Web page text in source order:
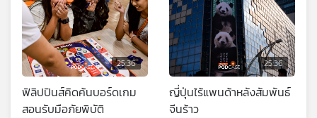
25:36
ฟิลิปปินส์คิดค้นบอร์ดเกม
สอนรับมือภัยพิบัติ
25:36
ญี่ปุ่นไร้แพนด้าหลังสัมพันธ์
จีนร้าว